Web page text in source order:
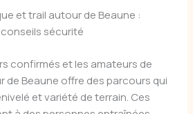
et trail autour de Beaune :
sécurité
confirmés et les amateurs de
de Beaune offre des parcours qui
et variété de terrain. Ces